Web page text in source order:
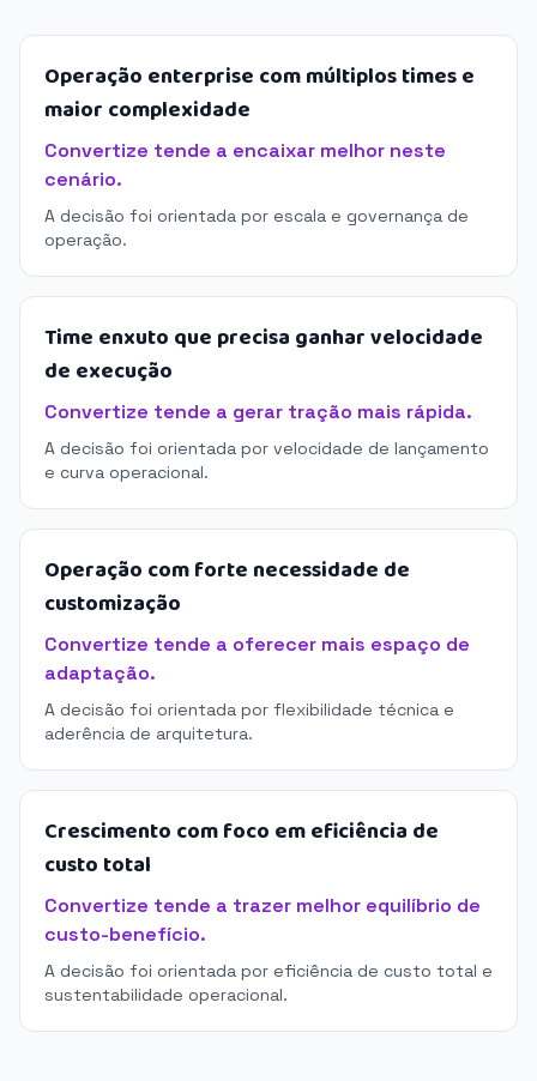
Operação enterprise com múltiplos times e
maior complexidade
Convertize tende a encaixar melhor neste
cenário.
A decisão foi orientada por escala e governança de
operação.
Time enxuto que precisa ganhar velocidade
de execução
Convertize tende a gerar tração mais rápida.
A decisão foi orientada por velocidade de lançamento
e curva operacional.
Operação com forte necessidade de
customização
Convertize tende a oferecer mais espaço de
adaptação.
A decisão foi orientada por flexibilidade técnica e
aderência de arquitetura.
Crescimento com foco em eficiência de
custo total
Convertize tende a trazer melhor equilíbrio de
custo-benefício.
A decisão foi orientada por eficiência de custo total e
sustentabilidade operacional.